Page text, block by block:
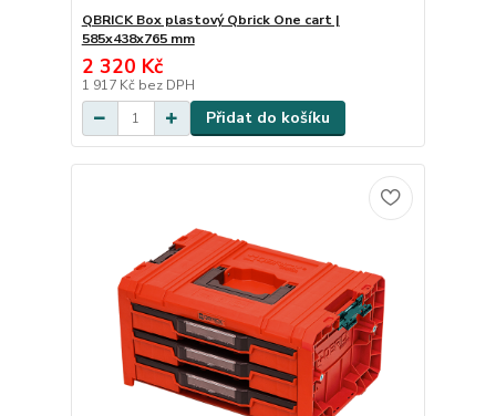
QBRICK Box plastový Qbrick One cart |
585x438x765 mm
2 320 Kč
1 917 Kč bez DPH
Přidat do košíku